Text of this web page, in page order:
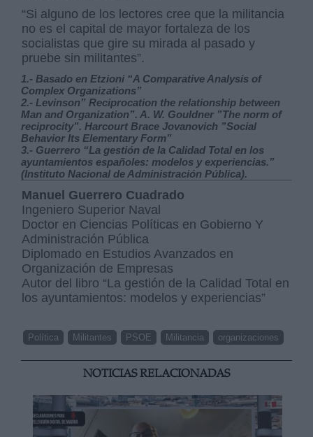
“Si alguno de los lectores cree que la militancia
no es el capital de mayor fortaleza de los
socialistas que gire su mirada al pasado y
pruebe sin militantes”.
1.- Basado en Etzioni “A Comparative Analysis of
Complex Organizations”
2.- Levinson” Reciprocation the relationship between
Man and Organization”. A. W. Gouldner ”The norm of
reciprocity”. Harcourt Brace Jovanovich ”Social
Behavior Its Elementary Form”
3.- Guerrero “La gestión de la Calidad Total en los
ayuntamientos españoles: modelos y experiencias.”
(Instituto Nacional de Administración Pública).
Manuel Guerrero Cuadrado
Ingeniero Superior Naval
Doctor en Ciencias Políticas en Gobierno Y
Administración Pública
Diplomado en Estudios Avanzados en
Organización de Empresas
Autor del libro “La gestión de la Calidad Total en
los ayuntamientos: modelos y experiencias”
Política Militantes PSOE Militancia organizaciones
NOTICIAS RELACIONADAS